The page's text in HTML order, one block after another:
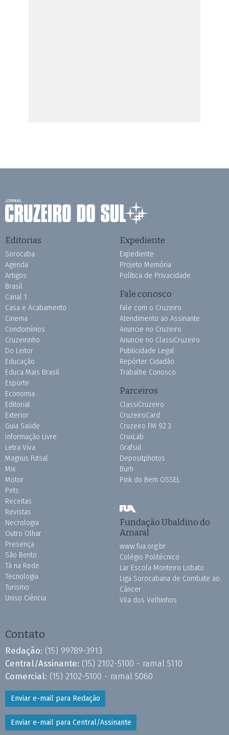
Editorias
Sorocaba
Agenda
Artigos
Brasil
Canal 1
Casa e Acabamento
Cinema
Condomínios
Cruzeirinho
Do Leitor
Educação
Educa Mais Brasil
Esporte
Economia
Editorial
Exterior
Guia Saúde
Informação Livre
Letra Viva
Magnus Futsal
Mix
Motor
Pets
Receitas
Revistas
Necrologia
Outro Olhar
Presença
São Bento
Tá na Rede
Tecnologia
Turismo
Uniso Ciência
Expediente
Expediente
Projeto Memória
Política de Privacidade
Fale conosco
Fale com o Cruzeiro
Atendimento ao Assinante
Anuncie no Cruzeiro
Anuncie no ClassiCruzeiro
Publicidade Legal
Repórter Cidadão
Trabalhe Conosco
Parceiros
ClassiCruzeiro
CruzeiroCard
Cruzeiro FM 92.3
CruxLab
Grafsul
Depositphotos
Burh
Pink do Bem OSSEL
Fundação Ubaldino do
Amaral
www.fua.org.br
Colégio Politécnico
Lar Escola Monteiro Lobato
Liga Sorocabana de Combate ao
Câncer
Vila dos Velhinhos
Contato
Redação: (15) 99789-3913
Central/Assinante: (15) 2102-5100 - ramal 5110
Comercial: (15) 2102-5100 - ramal 5060
Enviar e-mail para Redação
Enviar e-mail para Central/Assinante